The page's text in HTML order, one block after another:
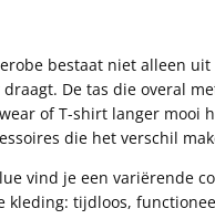
bestaat niet alleen
De tas die overal
of T-shirt langer mooi
die het verschil
vind je een variërende
kleding: tijdloos,